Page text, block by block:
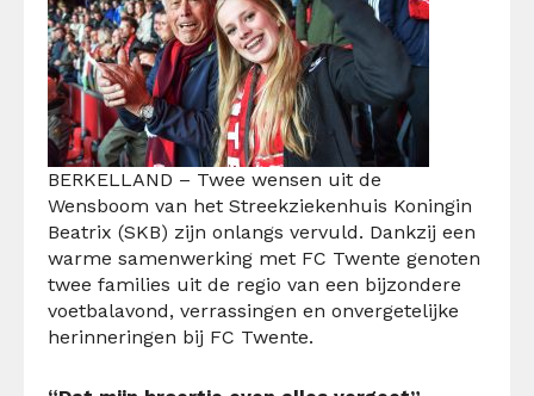
BERKELLAND – Twee wensen uit de
Wensboom van het Streekziekenhuis Koningin
Beatrix (SKB) zijn onlangs vervuld. Dankzij een
warme samenwerking met FC Twente genoten
twee families uit de regio van een bijzondere
voetbalavond, verrassingen en onvergetelijke
herinneringen bij FC Twente.